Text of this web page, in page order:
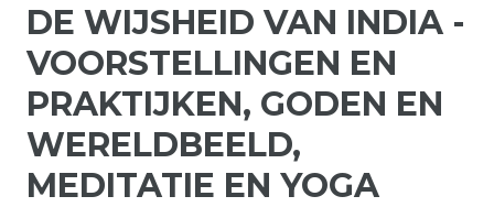
DE WIJSHEID VAN INDIA -
VOORSTELLINGEN EN
PRAKTIJKEN, GODEN EN
WERELDBEELD,
MEDITATIE EN YOGA